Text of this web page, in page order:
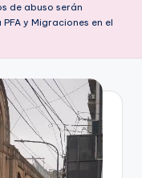
de abuso serán
y Migraciones en el